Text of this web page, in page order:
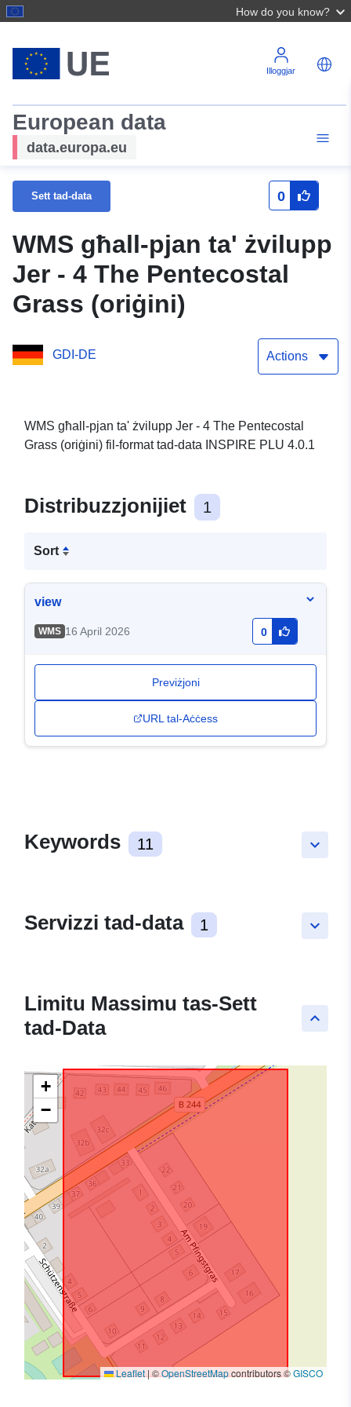
How do you know?
Illoggjar
European data
data.europa.eu
Sett tad-data 0
WMS għall-pjan ta' żvilupp
Jer - 4 The Pentecostal
Grass (oriġini)
GDI-DE Actions
WMS għall-pjan ta' żvilupp Jer - 4 The Pentecostal
Grass (oriġini) fil-format tad-data INSPIRE PLU 4.0.1
Distribuzzjonijiet 1
Sort
view
WMS 16 April 2026 0
Previżjoni
URL tal-Aċċess
keyboard_arrow_down
Keywords 11
keyboard_arrow_down
Servizzi tad-data 1
keyboard_arrow_up
Limitu Massimu tas-Sett
tad-Data
+
−
Leaflet | ©OpenStreetMapcontributors ©GISCO